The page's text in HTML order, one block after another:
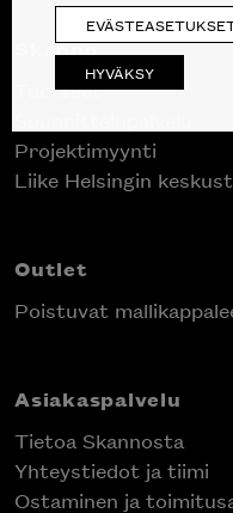
Skanno
Tuotteet
Projektimyynti
Liike Helsingin
Outlet
Poistuvat
Asiakaspalvelu
Tietoa Skannosta
Yhteystiedot ja tiimi
Ostaminen ja
HYVÄKSY